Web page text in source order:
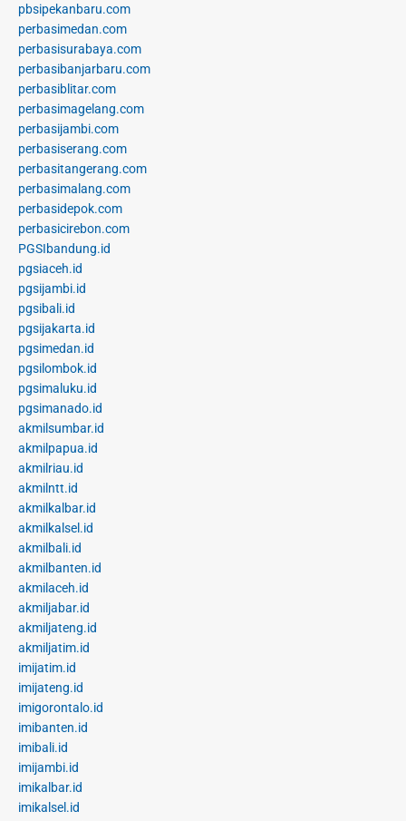
pbsipekanbaru.com
perbasimedan.com
perbasisurabaya.com
perbasibanjarbaru.com
perbasiblitar.com
perbasimagelang.com
perbasijambi.com
perbasiserang.com
perbasitangerang.com
perbasimalang.com
perbasidepok.com
perbasicirebon.com
PGSIbandung.id
pgsiaceh.id
pgsijambi.id
pgsibali.id
pgsijakarta.id
pgsimedan.id
pgsilombok.id
pgsimaluku.id
pgsimanado.id
akmilsumbar.id
akmilpapua.id
akmilriau.id
akmilntt.id
akmilkalbar.id
akmilkalsel.id
akmilbali.id
akmilbanten.id
akmilaceh.id
akmiljabar.id
akmiljateng.id
akmiljatim.id
imijatim.id
imijateng.id
imigorontalo.id
imibanten.id
imibali.id
imijambi.id
imikalbar.id
imikalsel.id